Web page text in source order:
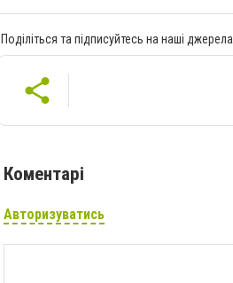
Поділіться та підписуйтесь на наші джерела
Коментарі
Авторизуватись